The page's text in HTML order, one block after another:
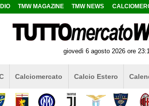
TMW MAGAZINE TMW NEWS
giovedì 6 agosto 2026 ore
Calciomercato Calcio Estero